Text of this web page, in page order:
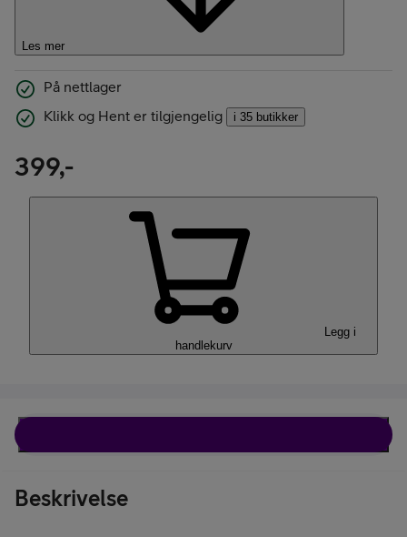
Les mer
På nettlager
Klikk og Hent er tilgjengelig
i 35 butikker
399,-
Legg i
handlekurv
Beskrivelse